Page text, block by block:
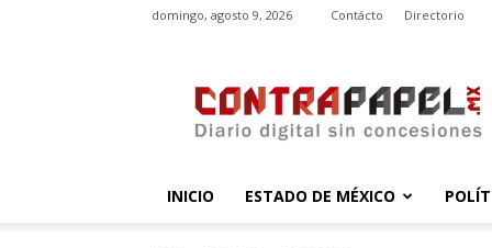
domingo, agosto 9, 2026 Contácto Directorio
INICIO ESTADO DE MÉXICO